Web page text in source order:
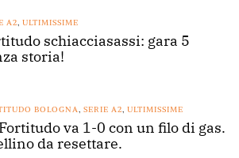
A2, ULTIMISSIME
schiacciasassi: gara 5
storia!
BOLOGNA, SERIE A2, ULTIMISSIME
va 1-0 con un filo di gas.
da resettare.